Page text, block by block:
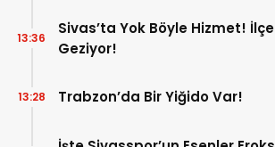
Sivas’ta Yok Böyle Hizmet!
Geziyor!
13:36
Trabzon’da Bir Yiğido Var!
13:28